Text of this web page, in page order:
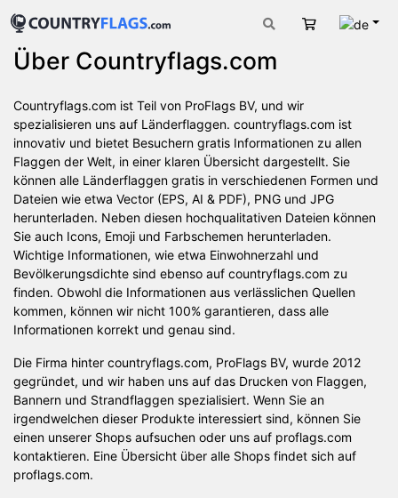
Warenkorb
Über Countryflags.com
Countryflags.com ist Teil von ProFlags BV, und wir
spezialisieren uns auf Länderflaggen. countryflags.com ist
innovativ und bietet Besuchern gratis Informationen zu allen
Flaggen der Welt, in einer klaren Übersicht dargestellt. Sie
können alle Länderflaggen gratis in verschiedenen Formen und
Dateien wie etwa Vector (EPS, AI & PDF), PNG und JPG
herunterladen. Neben diesen hochqualitativen Dateien können
Sie auch Icons, Emoji und Farbschemen herunterladen.
Wichtige Informationen, wie etwa Einwohnerzahl und
Bevölkerungsdichte sind ebenso auf countryflags.com zu
finden. Obwohl die Informationen aus verlässlichen Quellen
kommen, können wir nicht 100% garantieren, dass alle
Informationen korrekt und genau sind.
Die Firma hinter countryflags.com, ProFlags BV, wurde 2012
gegründet, und wir haben uns auf das Drucken von Flaggen,
Bannern und Strandflaggen spezialisiert. Wenn Sie an
irgendwelchen dieser Produkte interessiert sind, können Sie
einen unserer Shops aufsuchen oder uns auf proflags.com
kontaktieren. Eine Übersicht über alle Shops findet sich auf
proflags.com.